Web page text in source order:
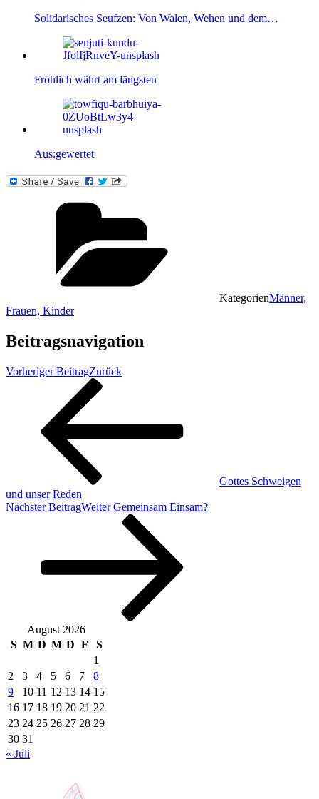
Solidarisches Seufzen: Von Walen, Wehen und dem…
Fröhlich währt am längsten
Aus:gewertet
KategorienMänner,
Frauen, Kinder
Beitragsnavigation
Vorheriger BeitragZurück
Gottes Schweigen
und unser Reden
Nächster BeitragWeiter Gemeinsam Einsam?
August 2026
S M D M D F
S
1
2
3 4 5 6 7
8
9
10 11 12 13 14 15
16 17 18 19 20 21 22
23 24 25 26 27 28 29
30 31
« Juli